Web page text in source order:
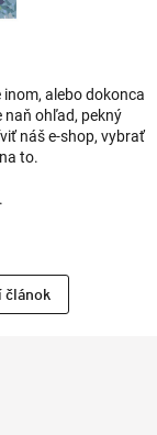
inom, alebo dokonca
naň ohľad, pekný
náš e-shop, vybrať
to.
článok